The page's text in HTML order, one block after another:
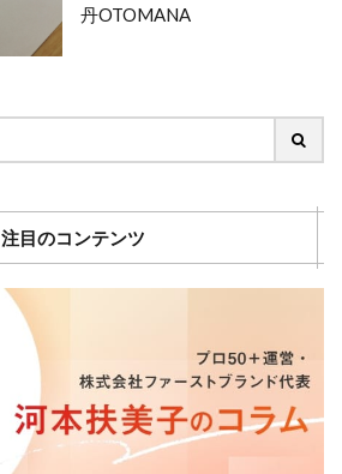
丹OTOMANA
注目のコンテンツ